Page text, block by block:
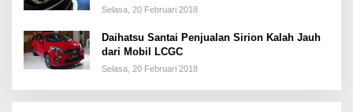
Selasa, 20 Februari 2018
Daihatsu Santai Penjualan Sirion Kalah Jauh
dari Mobil LCGC
Selasa, 20 Februari 2018